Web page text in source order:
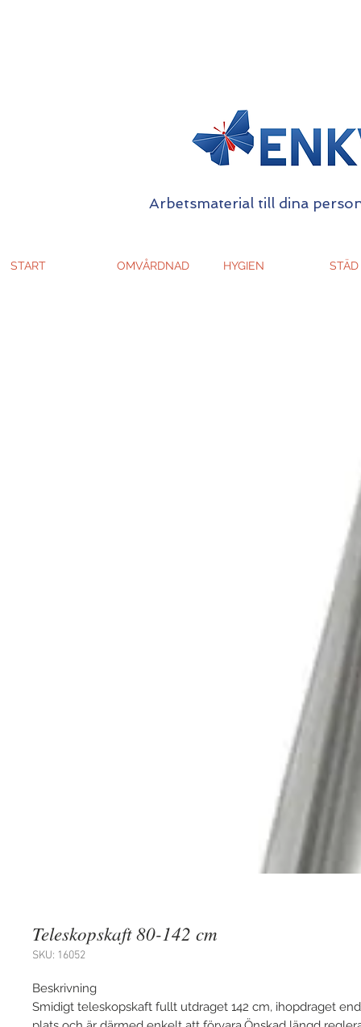
Arbetsmaterial till dina
START OMVÅRDNAD HYGIEN STÄD
Teleskopskaft 80-142 cm
SKU: 16052
Beskrivning
Smidigt teleskopskaft fullt utdraget 142 cm, ihopdraget